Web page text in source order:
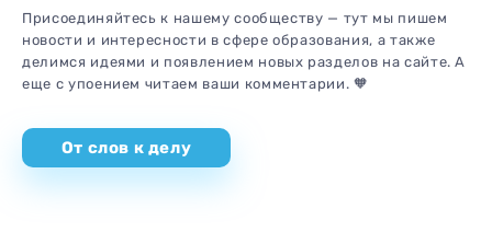
Присоединяйтесь к нашему сообществу — тут мы пишем
новости и интересности в сфере образования, а также
делимся идеями и появлением новых разделов на сайте. А
еще с упоением читаем ваши комментарии. 🧡
От слов к делу